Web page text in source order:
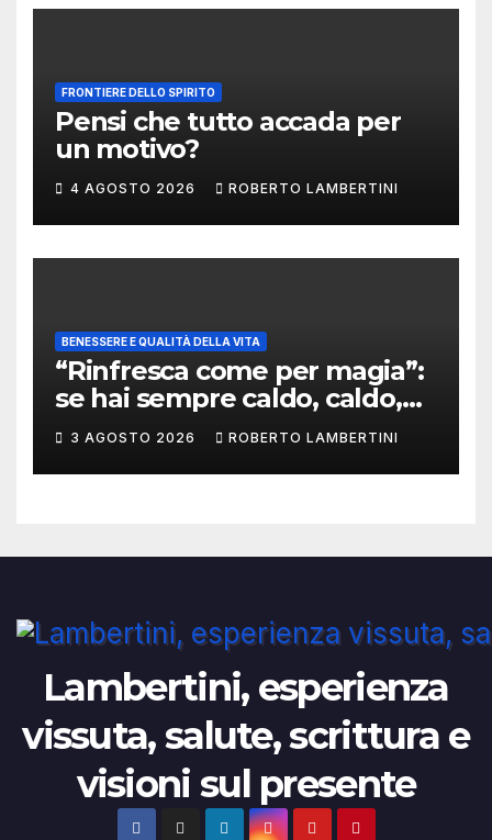
FRONTIERE DELLO SPIRITO
Pensi che tutto accada per
un motivo?
4 AGOSTO 2026 ROBERTO LAMBERTINI
BENESSERE E QUALITÀ DELLA VITA
“Rinfresca come per magia”:
se hai sempre caldo, caldo,
caldo, le cose in questo post
sono per te
3 AGOSTO 2026 ROBERTO LAMBERTINI
Lambertini, esperienza
vissuta, salute, scrittura e
visioni sul presente